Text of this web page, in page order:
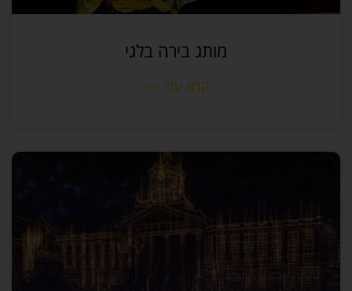
מותג בירה בלגי
קרא עוד >>